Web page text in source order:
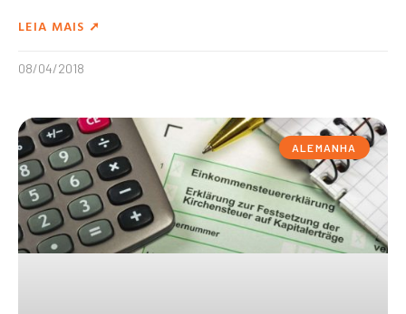
LEIA MAIS ➚
08/04/2018
ALEMANHA